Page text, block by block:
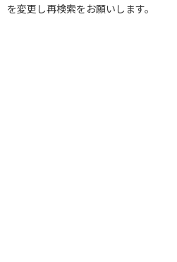
を変更し再検索をお願いします。